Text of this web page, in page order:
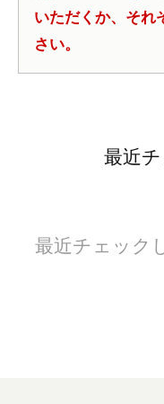
いただくか、それ
さい。
最近
最近チェック